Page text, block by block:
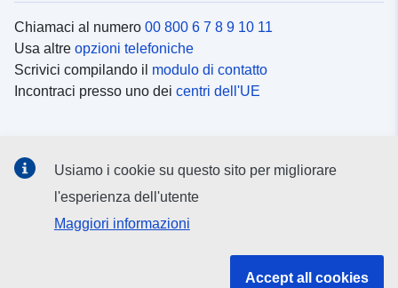
Chiamaci al numero 00 800 6 7 8 9 10 11
Usa altre opzioni telefoniche
Scrivici compilando il modulo di contatto
Incontraci presso uno dei centri dell'UE
Cerca icanali social
Usiamo i cookie su questo sito per migliorare
l'esperienza dell'utente
Maggiori informazioni
Accept all cookies